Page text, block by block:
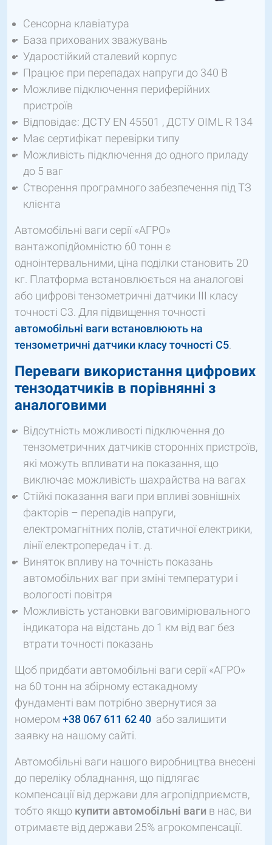
Сенсорна клавіатура
База прихованих зважувань
Ударостійкий сталевий корпус
Працює при перепадах напруги до 340 В
Можливе підключення периферійних
пристроїв
Відповідає: ДСТУ EN 45501 , ДСТУ OIML R 134
Має сертифікат перевірки типу
Можливість підключення до одного приладу
до 5 ваг
Створення програмного забезпечення під ТЗ
клієнта
Автомобільні ваги серії «АГРО»
вантажопідйомністю 60 тонн є
одноінтервальними, ціна поділки становить 20
кг. Платформа встановлюється на аналогові
або цифрові тензометричні датчики ІІІ класу
точності C3. Для підвищення точності
автомобільні ваги встановлюють на
тензометричні датчики класу точності С5.
Переваги використання цифрових
тензодатчиків в порівнянні з
аналоговими
Відсутність можливості підключення до
тензометричних датчиків сторонніх пристроїв,
які можуть впливати на показання, що
виключає можливість шахрайства на вагах
Стійкі показання ваги при впливі зовнішніх
факторів – перепадів напруги,
електромагнітних полів, статичної електрики,
лінії електропередач і т. д.
Виняток впливу на точність показань
автомобільних ваг при зміні температури і
вологості повітря
Можливість установки ваговимірювального
індикатора на відстань до 1 км від ваг без
втрати точності показань
Щоб придбати автомобільні ваги серії «АГРО»
на 60 тонн на збірному естакадному
фундаменті вам потрібно звернутися за
номером +38 067 611 62 40 або залишити
заявку на нашому сайті.
Автомобільні ваги нашого виробництва внесені
до переліку обладнання, що підлягає
компенсації від держави для агропідприємств,
тобто якщо купити автомобільні ваги в нас, ви
отримаєте від держави 25% агрокомпенсації.